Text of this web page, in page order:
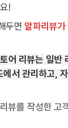
!
두면 알파리뷰
어 리뷰는 일반
에서 관리하고,
뷰를 작성한 고